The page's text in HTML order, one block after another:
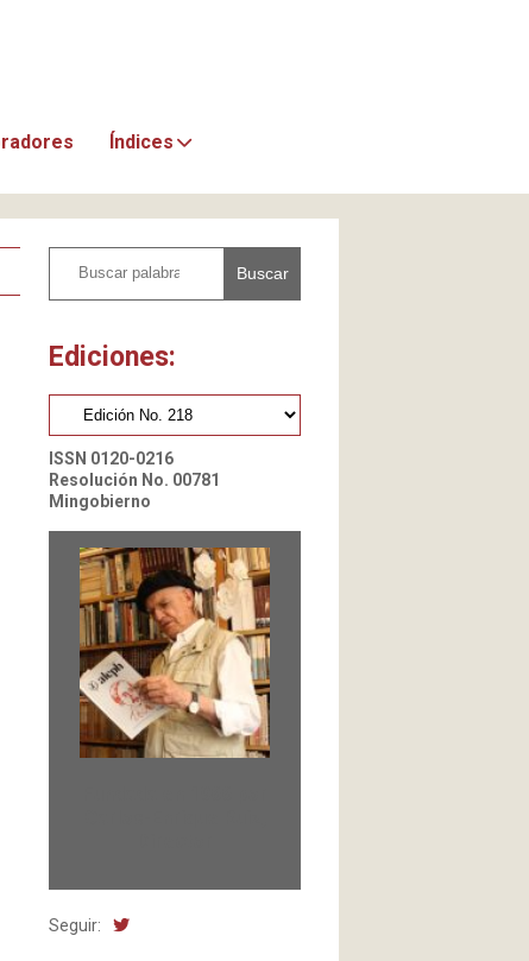
Índices
Buscar
Ediciones:
ISSN 0120-0216
Resolución No. 00781
Mingobierno
Seguir: